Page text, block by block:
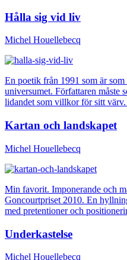
Hålla sig vid liv
Michel Houellebecq
En poetik från 1991 som är
universumet. Författaren måste
lidandet som villkor för sitt
Kartan och landskapet
Michel Houellebecq
Min favorit. Imponerande och
Goncourtpriset 2010. En
med pretentioner och
Underkastelse
Michel Houellebecq